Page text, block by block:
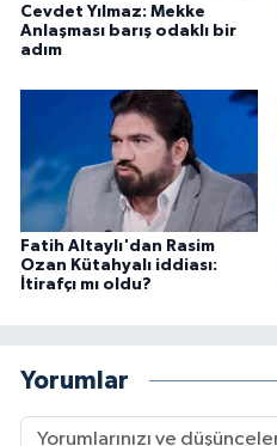
Cevdet Yılmaz: Mekke
Anlaşması barış odaklı bir
adım
Fatih Altaylı'dan Rasim
Ozan Kütahyalı iddiası:
İtirafçı mı oldu?
Yorumlar